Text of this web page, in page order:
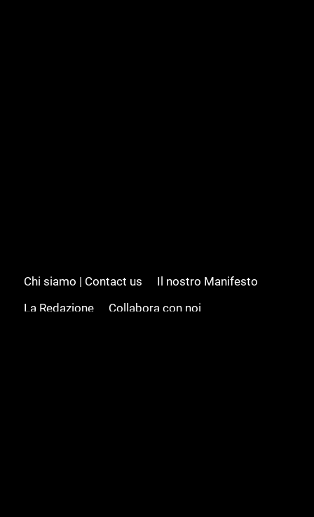
Chi siamo | Contact us
Il nostro Manifesto
La Redazione
Collabora con noi